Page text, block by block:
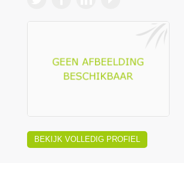
BEKIJK VOLLEDIG PROFIEL